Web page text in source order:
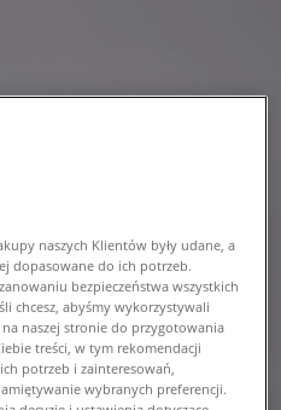
naszych Klientów były udane, a
dopasowane do ich potrzeb.
bezpieczeństwa wszystkich
chcesz, abyśmy wykorzystywali
naszej stronie do przygotowania
treści, w tym rekomendacji
potrzeb i zainteresowań,
wybranych preferencji.